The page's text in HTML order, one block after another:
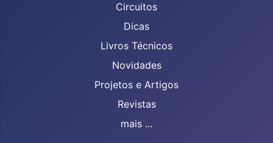
Circuitos
Dicas
Livros Técnicos
Novidades
Projetos e Artigos
Revistas
mais ...